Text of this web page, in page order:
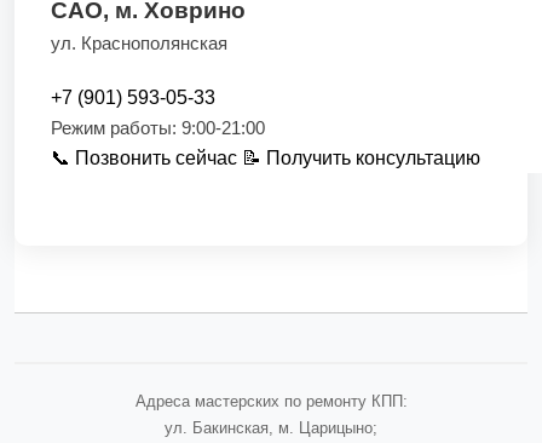
САО, м. Ховрино
ул. Краснополянская
+7 (901) 593-05-33
Режим работы: 9:00-21:00
📞 Позвонить сейчас 📝 Получить консультацию
Адреса мастерских по ремонту КПП:
ул. Бакинская, м. Царицыно;